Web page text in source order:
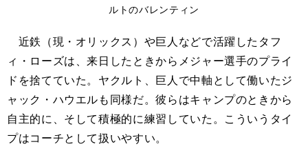
ルトのバレンティン
近鉄（現・オリックス）や巨人などで活躍したタフ
ィ・ローズは、来日したときからメジャー選手のプライ
ドを捨てていた。ヤクルト、巨人で中軸として働いたジ
ャック・ハウエルも同様だ。彼らはキャンプのときから
自主的に、そして積極的に練習していた。こういうタイ
プはコーチとして扱いやすい。